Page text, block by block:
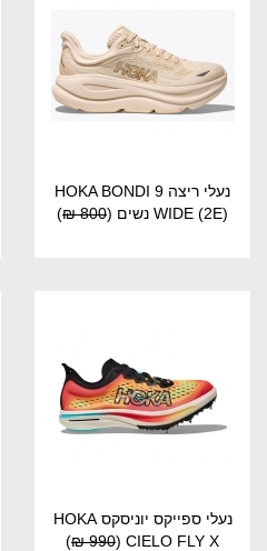
נעלי ריצה HOKA BONDI 9
WIDE (2E) נשים
(
800 ₪
)
נעלי ספייקס יוניסקס HOKA
CIELO FLY X
(
990 ₪
)